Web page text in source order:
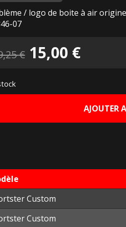
/ logo de boite à air
07
€ Le
initial
15,00 €Le
actuel
est :
AJOUTER
Custom
Custom